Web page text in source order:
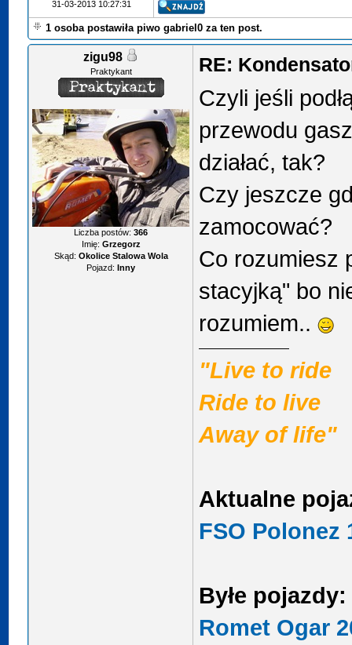
31-03-2013 10:27:31
1 osoba postawiła piwo gabriel0 za ten post.
zigu98
Praktykant
Liczba postów:366
Imię: Grzegorz
Skąd: Okolice Stalowa Wola
Pojazd: Inny
RE:
Czyli jeśli
przewodu
działać, tak?
Czy jeszcze
zamocować?
Co rozumiesz
stacyjką" bo
rozumiem..
"Live to ride
Ride to live
Away of life"
Aktualne
FSO Polonez
Byłe pojazdy:
Romet Ogar